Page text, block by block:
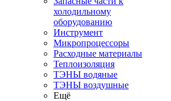
холодильному
оборудованию
Инструмент
Микропроцессоры
Расходные материалы
Теплоизоляция
ТЭНЫ водяные
ТЭНЫ воздушные
Ещё